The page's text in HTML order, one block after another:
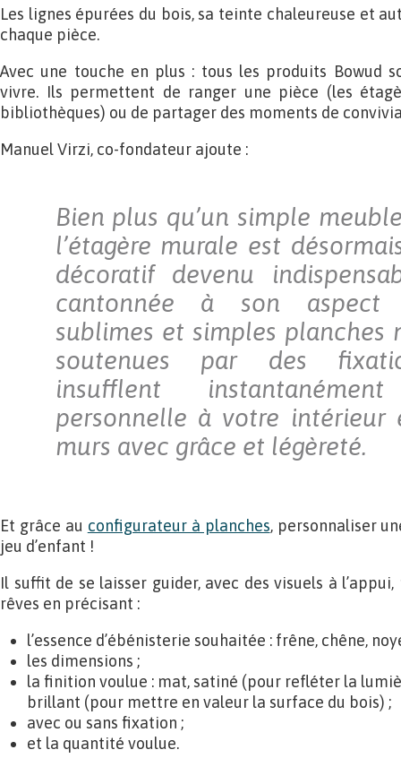
Les lignes épurées du bois, sa teinte chaleureuse et
chaque pièce.
Avec une touche en plus : tous les produits Bowud
vivre. Ils permettent de ranger une pièce (les
bibliothèques) ou de partager des moments de
Manuel Virzi, co-fondateur ajoute :
Bien plus qu’un simple
l’étagère murale est
décoratif devenu
cantonnée à son aspect
sublimes et simples planches
soutenues par des
insufflent
personnelle à votre intérieur
murs avec grâce et légèreté.
Et grâce au configurateur à planches, personnaliser
jeu d’enfant !
Il suffit de se laisser guider, avec des visuels à
rêves en précisant :
l’essence d’ébénisterie souhaitée : frêne, chêne,
les dimensions ;
la finition voulue : mat, satiné (pour refléter la
brillant (pour mettre en valeur la surface du bois) ;
avec ou sans fixation ;
et la quantité voulue.